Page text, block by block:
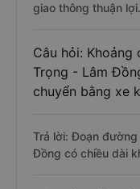
giao thông thuận lợi.
Câu hỏi:
Trọng - Lâm
chuyển bằng xe
Trả lời: Đoạn
Đồng có chiều dài